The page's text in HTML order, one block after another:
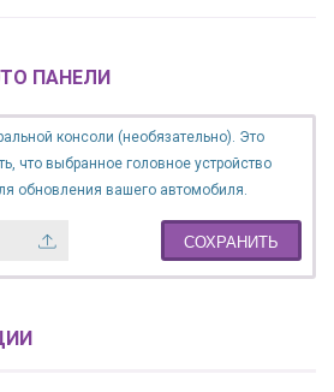
ПАНЕЛИ
консоли (необязательно). Это
что выбранное головное устройство
обновления вашего автомобиля.
СОХРАНИТЬ